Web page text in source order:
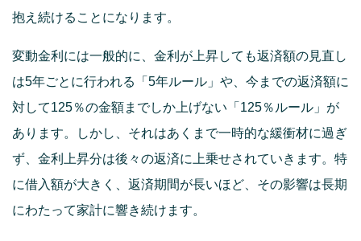
抱え続けることになります。
変動金利には一般的に、金利が上昇しても返済額の見直し
は5年ごとに行われる「5年ルール」や、今までの返済額に
対して125％の金額までしか上げない「125％ルール」が
あります。しかし、それはあくまで一時的な緩衝材に過ぎ
ず、金利上昇分は後々の返済に上乗せされていきます。特
に借入額が大きく、返済期間が長いほど、その影響は長期
にわたって家計に響き続けます。